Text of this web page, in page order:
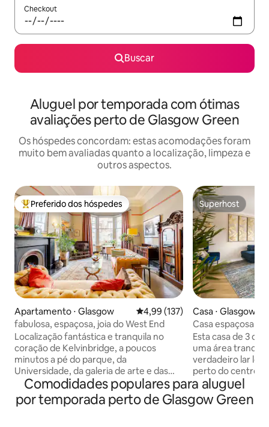
Checkout
Buscar
Aluguel por temporada com ótimas
avaliações perto de Glasgow Green
Os hóspedes concordam: estas acomodações foram
muito bem avaliadas quanto a localização, limpeza e
outros aspectos.
Entre os melhores preferidos dos hóspedes
Preferido dos hóspedes
Apartamento ⋅ Glasgow 4,99 de uma avaliação média de
4,99 (137)
fabulosa, espaçosa, joia do West End
Localização fantástica e tranquila no
coração de Kelvinbridge, a poucos
minutos a pé do parque, da
Universidade, da galeria de arte e das
lojas, cafés e restaurantes do West End.
Térreo de uma townhouse de Glasgow
dos anos 1870, Grande sala de estar -
Superhost
Superhost
Casa ⋅ Glasgow
Casa espaçosa
Glasgow
Esta casa de 3
uma área
verdadeiro lar
perto do centro
SECC, Celtic e
Scotland. Com
esta casa é
Comodidades populares para aluguel
por temporada perto de Glasgow Green